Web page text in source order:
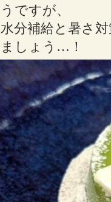
うですが、
水分補給と暑さ
ましょう…！